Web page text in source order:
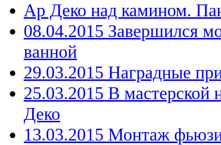
Ар Деко над камином.
08.04.2015 Завершился
ванной
29.03.2015 Наградные
25.03.2015 В мастерской
Деко
13.03.2015 Монтаж